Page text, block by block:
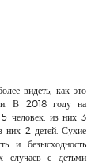
видеть, как это
В 2018 году на
5 человек, из них 3
них 2 детей. Сухие
и безысходность
случаев с детьми